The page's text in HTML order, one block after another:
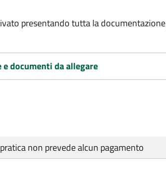
presentando tutta la
documenti da allegare
non prevede alcun pagamento